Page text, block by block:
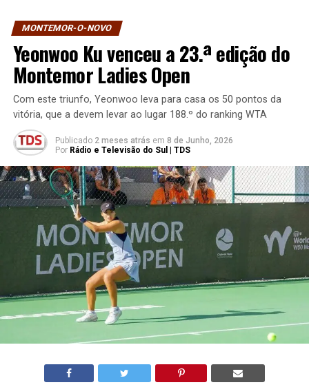
MONTEMOR-O-NOVO
Yeonwoo Ku venceu a 23.ª edição do
Montemor Ladies Open
Com este triunfo, Yeonwoo leva para casa os 50 pontos da
vitória, que a devem levar ao lugar 188.º do ranking WTA
Publicado 2 meses atrás em 8 de Junho, 2026
Por Rádio e Televisão do Sul | TDS